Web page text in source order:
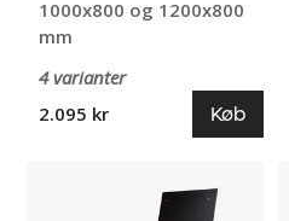
1000x800 og 1200x800
mm
4 varianter
2.095 kr
Køb